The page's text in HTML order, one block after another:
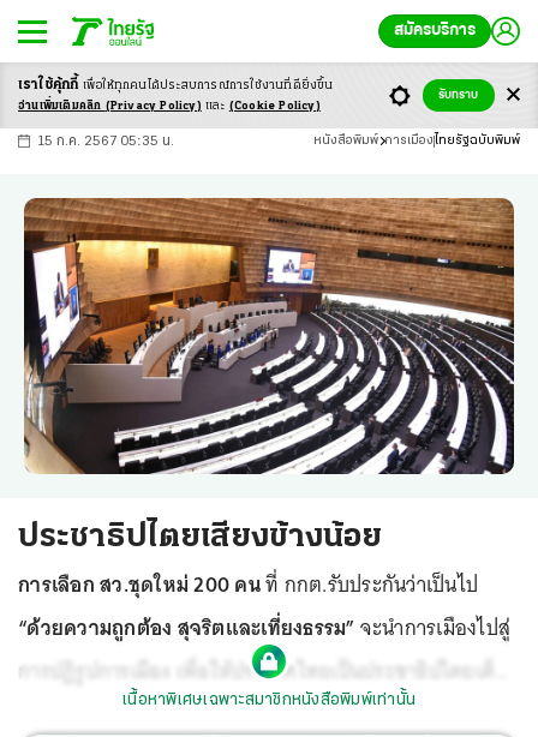
สมัครบริการ
-ก ก ก+
15 ก.ค. 2567 05:35 น. หนังสือพิมพ์ การเมือง ไทยรัฐฉบับพิมพ์
ประชาธิปไตยเสียงข้างน้อย
การเลือก สว.ชุดใหม่ 200 คนที่ กกต.รับประกันว่าเป็นไป
“ด้วยความถูกต้อง สุจริตและเที่ยงธรรม” จะนำการเมืองไปสู่
การปฏิรูปการเมือง เพื่อให้ประเทศไทยเป็นประชาธิปไตยเต็ม
ใบเสียที หรือว่าจะต้องจมปลักอยู่ในระบบเผด็จการนํ้าเน่า
เนื้อหาพิเศษเฉพาะสมาชิกหนังสือพิมพ์เท่านั้น
เราใช้คุ้กกี้ เพื่อให้ทุกคนได้ประสบการณ์การใช้งานที่ดียิ่งขึ้น
อ่านเพิ่มเติมคลิก (Privacy Policy) และ (Cookie Policy)
รับทราบ